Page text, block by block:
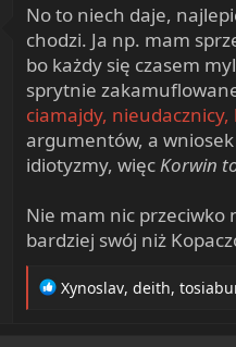
No to niech daje,
chodzi. Ja np. mam
bo każdy się czasem
sprytnie
ciamajdy, nieudacznicy,
argumentów, a wniosek
idiotyzmy, więc Korwin
Nie mam nic
bardziej swój niż
R
Xynoslav, deith,